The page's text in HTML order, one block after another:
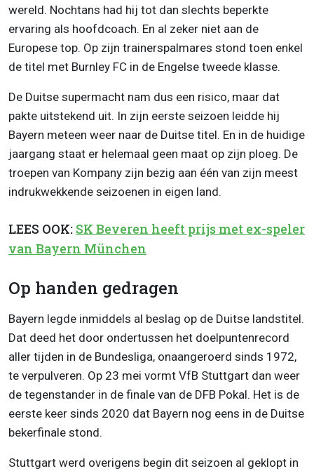
wereld. Nochtans had hij tot dan slechts beperkte
ervaring als hoofdcoach. En al zeker niet aan de
Europese top. Op zijn trainerspalmares stond toen enkel
de titel met Burnley FC in de Engelse tweede klasse.
De Duitse supermacht nam dus een risico, maar dat
pakte uitstekend uit. In zijn eerste seizoen leidde hij
Bayern meteen weer naar de Duitse titel. En in de huidige
jaargang staat er helemaal geen maat op zijn ploeg. De
troepen van Kompany zijn bezig aan één van zijn meest
indrukwekkende seizoenen in eigen land.
LEES OOK: SK Beveren heeft prijs met ex-speler
van Bayern München
Op handen gedragen
Bayern legde inmiddels al beslag op de Duitse landstitel.
Dat deed het door ondertussen het doelpuntenrecord
aller tijden in de Bundesliga, onaangeroerd sinds 1972,
te verpulveren. Op 23 mei vormt VfB Stuttgart dan weer
de tegenstander in de finale van de DFB Pokal. Het is de
eerste keer sinds 2020 dat Bayern nog eens in de Duitse
bekerfinale stond.
Stuttgart werd overigens begin dit seizoen al geklopt in